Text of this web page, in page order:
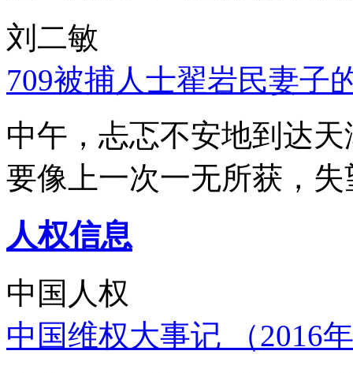
刘二敏
709被捕人士翟岩民妻子
中午，忐忑不安地到达
要像上一次一无所获，
人权信息
中国人权
中国维权大事记 （2016